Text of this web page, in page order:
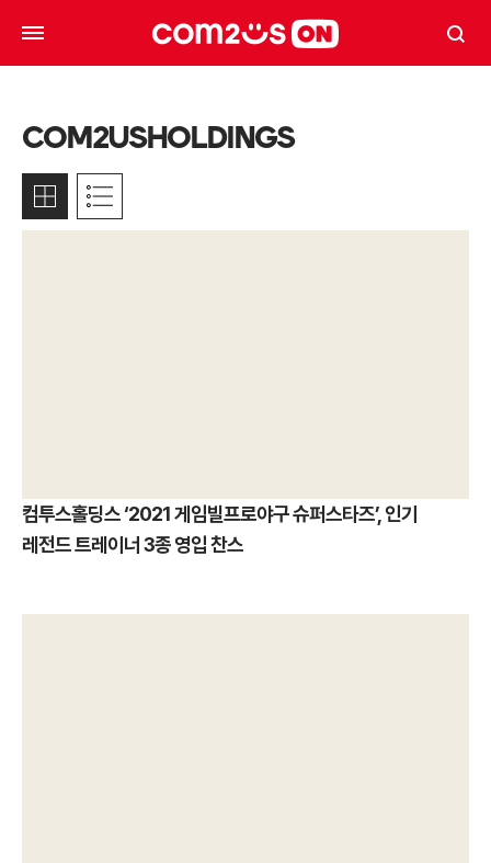
COM2USHOLDINGS
컴투스홀딩스 ‘2021 게임빌프로야구 슈퍼스타즈’, 인기
레전드 트레이너 3종 영입 찬스